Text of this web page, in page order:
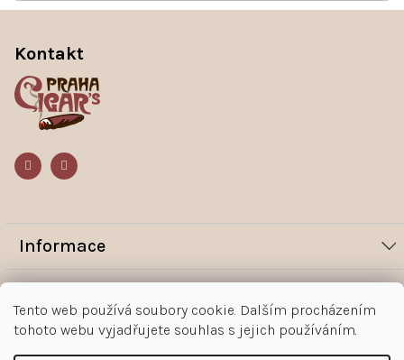
Tento web používá soubory cookie. Dalším procházením
tohoto webu vyjadřujete souhlas s jejich používáním.
Informace
Novinky
Magazín
Jak nakupovat
Kontakt
Kontakt